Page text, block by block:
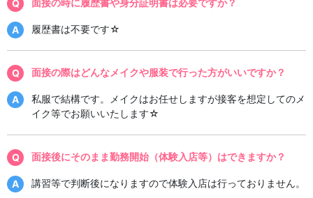
履歴書は不要です☆
面接の際はどんなメイクや服装で行った方がいいですか？
私服で結構です。メイクはお任せしますが接客を想定してのメ
イク等でお願いいたします☆
面接後にそのまま勤務開始（体験入店等）はできますか？
講習等で判断後になりますので体験入店は行っておりません。